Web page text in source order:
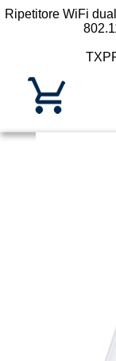
Ripetitore WiFi